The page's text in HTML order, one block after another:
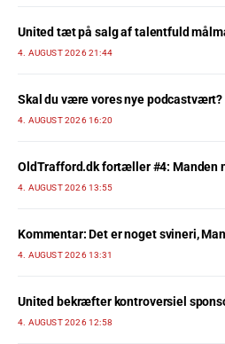
United tæt på salg af talentfuld
4. AUGUST 2026 21:44
Skal du være vores nye podcastvært?
4. AUGUST 2026 16:20
OldTrafford.dk fortæller #4: Manden
4. AUGUST 2026 13:55
Kommentar: Det er noget svineri,
4. AUGUST 2026 13:31
United bekræfter kontroversiel
4. AUGUST 2026 12:58